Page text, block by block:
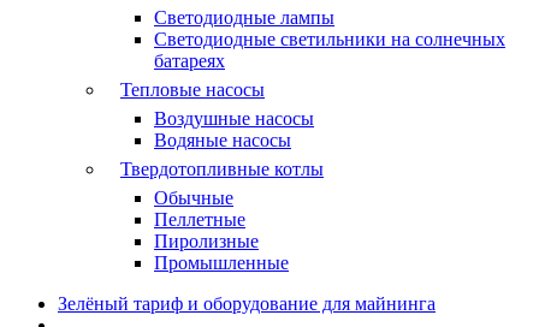
Светодиодные лампы
Светодиодные светильники на солнечных
батареях
Тепловые насосы
Воздушные насосы
Водяные насосы
Твердотопливные котлы
Обычные
Пеллетные
Пиролизные
Промышленные
Зелёный тариф и оборудование для майнинга